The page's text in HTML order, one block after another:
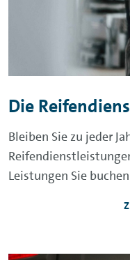
Die
Bleiben Sie zu jeder
Leistungen Sie